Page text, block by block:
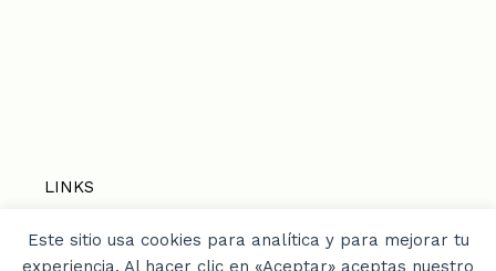
Este sitio usa cookies para analítica y para mejorar tu
experiencia. Al hacer clic en «Aceptar» aceptas nuestro
LINKS
Home